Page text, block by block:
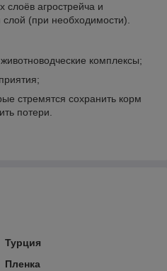
слоёв агрострейча и
(при необходимости).
комплексы;
стремятся сохранить корм
потери.
Турция
Пленка